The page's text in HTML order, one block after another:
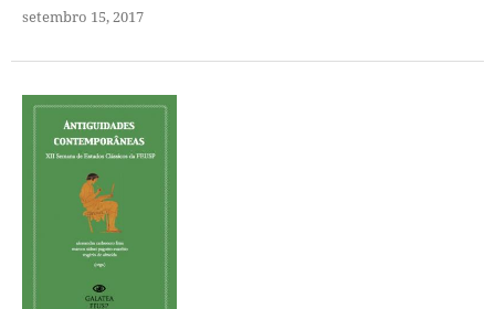
setembro 15, 2017